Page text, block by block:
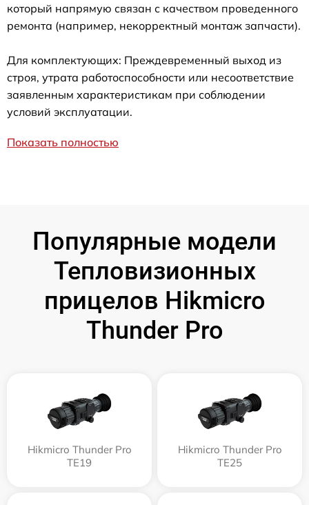
который напрямую связан с качеством проведенного
ремонта (например, некорректный монтаж запчасти).
Для комплектующих: Преждевременный выход из
строя, утрата работоспособности или несоответствие
заявленным характеристикам при соблюдении
условий эксплуатации.
Показать полностью
Популярные модели
Тепловизионных
прицелов Hikmicro
Thunder Pro
Hikmicro Thunder Pro
TE19
Hikmicro Thunder Pro
TE25